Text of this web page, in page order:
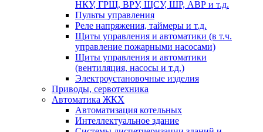
НКУ, ГРЩ, ВРУ, ЩСУ, ШР, АВР и т.д.
Пульты управления
Реле напряжения, таймеры и т.д.
Щиты управления и автоматики (в т.ч.
управление пожарными насосами)
Щиты управления и автоматики
(вентиляция, насосы и т.д.)
Электроустановочные изделия
Приводы, сервотехника
Автоматика ЖКХ
Автоматизация котельных
Интеллектуальное здание